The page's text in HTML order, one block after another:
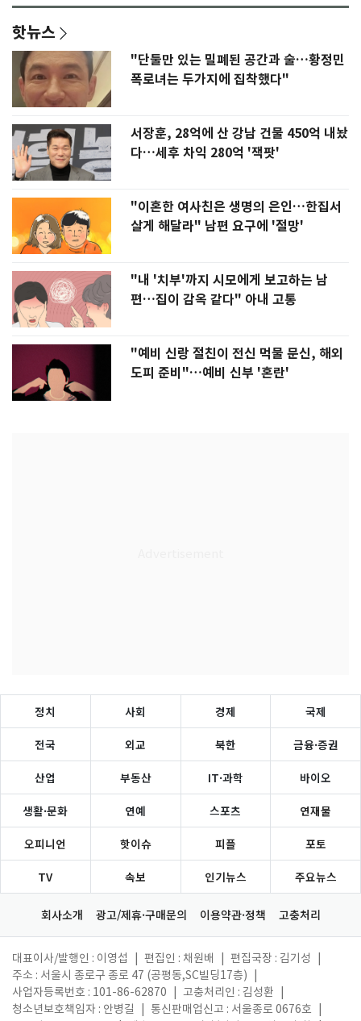
핫뉴스
"단둘만 있는 밀폐된 공간과 술…황정민
폭로녀는 두가지에 집착했다"
서장훈, 28억에 산 강남 건물 450억 내놨
다…세후 차익 280억 '잭팟'
"이혼한 여사친은 생명의 은인…한집서
살게 해달라" 남편 요구에 '절망'
"내 '치부'까지 시모에게 보고하는 남
편…집이 감옥 같다" 아내 고통
"예비 신랑 절친이 전신 먹물 문신, 해외
도피 준비"…예비 신부 '혼란'
정치 사회 경제 국제
전국 외교 북한 금융·증권
산업 부동산 IT·과학 바이오
생활·문화 연예 스포츠 연재물
오피니언 핫이슈 피플 포토
TV 속보 인기뉴스 주요뉴스
회사소개 광고/제휴·구매문의 이용약관·정책 고충처리
대표이사/발행인 : 이영섭 편집인 : 채원배 편집국장 : 김기성
주소 : 서울시 종로구 종로 47 (공평동,SC빌딩17층)
사업자등록번호 : 101-86-62870
고충처리인 : 김성환
청소년보호책임자 : 안병길
통신판매업신고 : 서울종로 0676호